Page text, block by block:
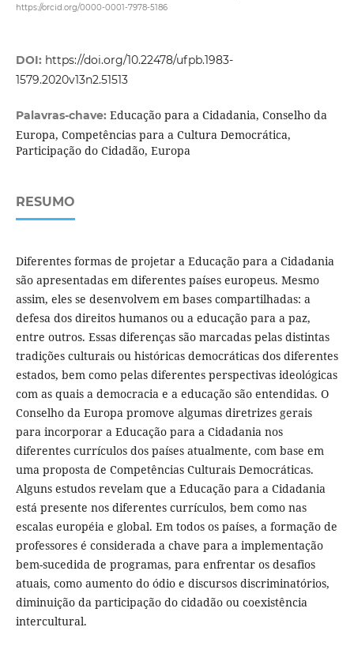
https://orcid.org/0000-0001-7978-5186
DOI: https://doi.org/10.22478/ufpb.1983-
1579.2020v13n2.51513
Palavras-chave: Educação para a Cidadania, Conselho da
Europa, Competências para a Cultura Democrática,
Participação do Cidadão, Europa
RESUMO
Diferentes formas de projetar a Educação para a Cidadania
são apresentadas em diferentes países europeus. Mesmo
assim, eles se desenvolvem em bases compartilhadas: a
defesa dos direitos humanos ou a educação para a paz,
entre outros. Essas diferenças são marcadas pelas distintas
tradições culturais ou históricas democráticas dos diferentes
estados, bem como pelas diferentes perspectivas ideológicas
com as quais a democracia e a educação são entendidas. O
Conselho da Europa promove algumas diretrizes gerais
para incorporar a Educação para a Cidadania nos
diferentes currículos dos países atualmente, com base em
uma proposta de Competências Culturais Democráticas.
Alguns estudos revelam que a Educação para a Cidadania
está presente nos diferentes currículos, bem como nas
escalas européia e global. Em todos os países, a formação de
professores é considerada a chave para a implementação
bem-sucedida de programas, para enfrentar os desafios
atuais, como aumento do ódio e discursos discriminatórios,
diminuição da participação do cidadão ou coexistência
intercultural.